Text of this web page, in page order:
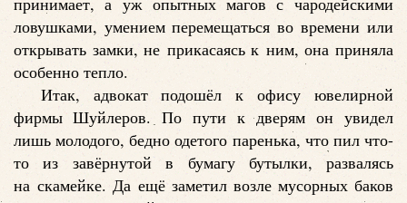
ловушками, умением перемещаться во времени или
открывать замки, не прикасаясь к ним, она приняла
особенно тепло.
Итак, адвокат подошёл к офису ювелирной
фирмы Шуйлеров. По пути к дверям он увидел
лишь молодого, бедно одетого паренька, что пил что-
то из завёрнутой в бумагу бутылки, развалясь
на скамейке. Да ещё заметил возле мусорных баков